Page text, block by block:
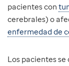
pacientes con
cerebrales) o
enfermedad de
Los pacientes